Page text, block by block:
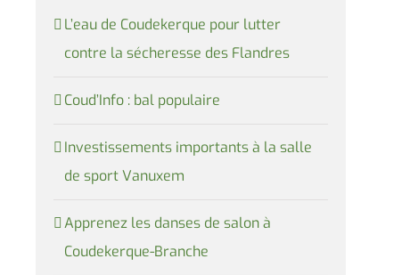
L’eau de Coudekerque pour lutter
contre la sécheresse des Flandres
Coud’Info : bal populaire
Investissements importants à la salle
de sport Vanuxem
Apprenez les danses de salon à
Coudekerque-Branche